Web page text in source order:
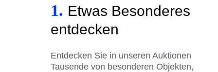
1. Etwas Besonderes
entdecken
Entdecken Sie in unseren Auktionen
Tausende von besonderen Objekten,